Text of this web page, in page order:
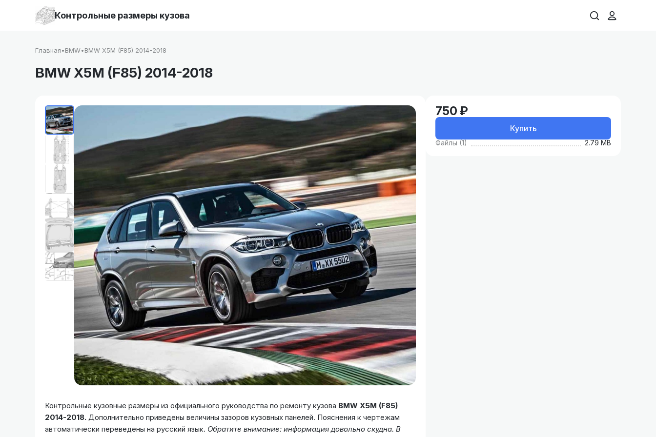
Контрольные размеры кузова
Главная•BMW•BMW X5M (F85) 2014-2018
BMW X5M (F85) 2014-2018
Контрольные кузовные размеры из официального руководства по ремонту кузова BMW X5M (F85)
2014-2018. Дополнительно приведены величины зазоров кузовных панелей. Пояснения к чертежам
автоматически переведены на русский язык. Обратите внимание: информация довольно скудна. В
750 ₽
Купить
Файлы (1) 2.79 MB